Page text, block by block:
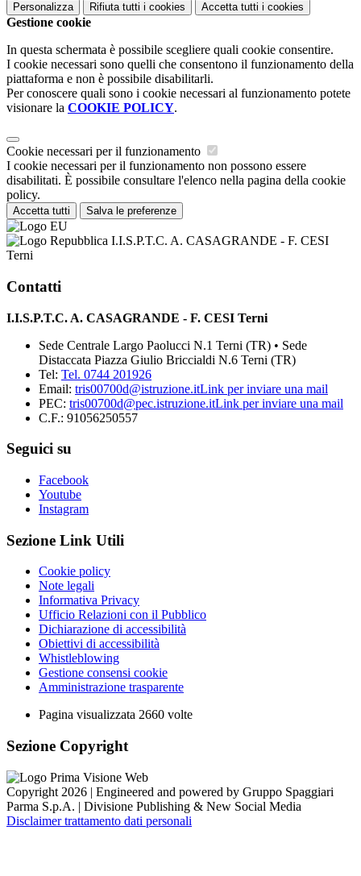
Personalizza Rifiuta tutti i cookies Accetta tutti i cookies
Gestione cookie
In questa schermata è possibile scegliere quali cookie consentire.
I cookie necessari sono quelli che consentono il funzionamento della
piattaforma e non è possibile disabilitarli.
Per conoscere quali sono i cookie necessari al funzionamento potete
visionare la COOKIE POLICY.
Cookie necessari per il funzionamento
I cookie necessari per il funzionamento non possono essere
disabilitati. È possibile consultare l'elenco nella pagina della cookie
policy.
Accetta tutti Salva le preferenze
I.I.S.P.T.C. A. CASAGRANDE - F. CESI
Terni
Contatti
I.I.S.P.T.C. A. CASAGRANDE - F. CESI Terni
Sede Centrale Largo Paolucci N.1 Terni (TR) • Sede
Distaccata Piazza Giulio Briccialdi N.6 Terni (TR)
Tel: Tel. 0744 201926
Email: tris00700d@istruzione.itLink per inviare una mail
PEC: tris00700d@pec.istruzione.itLink per inviare una mail
C.F.: 91056250557
Seguici su
Facebook
Youtube
Instagram
Sezione Link Utili
Cookie policy
Note legali
Informativa Privacy
Ufficio Relazioni con il Pubblico
Dichiarazione di accessibilità
Obiettivi di accessibilità
Whistleblowing
Gestione consensi cookie
Amministrazione trasparente
Pagina visualizzata 2660 volte
Sezione Copyright
Copyright 2026 | Engineered and powered by Gruppo Spaggiari
Parma S.p.A. | Divisione Publishing & New Social Media
Disclaimer trattamento dati personali